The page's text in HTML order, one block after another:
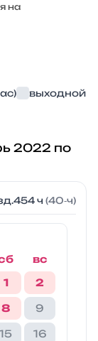
на
выходной
2022 по
454 ч (40‑ч)
вс
1
2
8 9
15 16